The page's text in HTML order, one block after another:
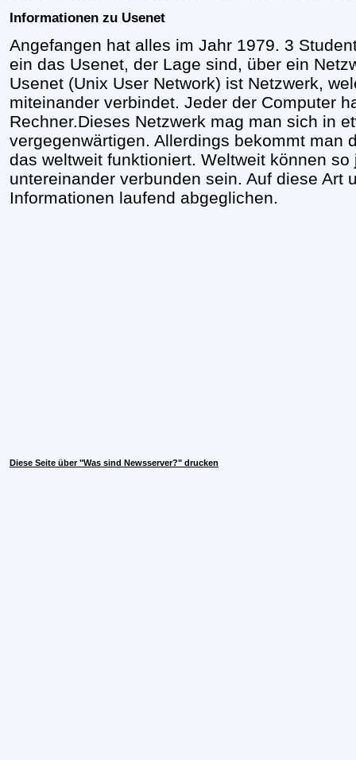
Informationen zu Usenet
Angefangen hat alles im Jahr 1979. 3
ein das Usenet, der Lage sind, über ein
Usenet (Unix User Network) ist Netzwerk,
miteinander verbindet. Jeder der Computer
Rechner.Dieses Netzwerk mag man sich in
vergegenwärtigen. Allerdings bekommt man
das weltweit funktioniert. Weltweit können
untereinander verbunden sein. Auf diese Art
Informationen laufend abgeglichen.
Diese Seite über "Was sind Newsserver?" drucken